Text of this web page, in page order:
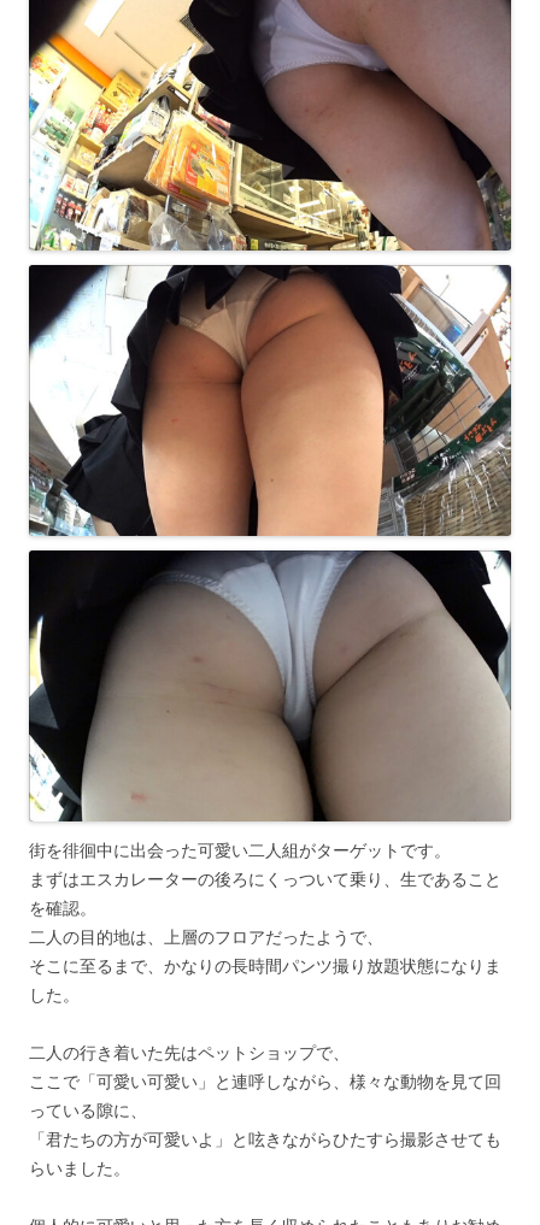
街を徘徊中に出会った可愛い二人組がターゲットです。
まずはエスカレーターの後ろにくっついて乗り、生であること
を確認。
二人の目的地は、上層のフロアだったようで、
そこに至るまで、かなりの長時間パンツ撮り放題状態になりま
した。
二人の行き着いた先はペットショップで、
ここで「可愛い可愛い」と連呼しながら、様々な動物を見て回
っている隙に、
「君たちの方が可愛いよ」と呟きながらひたすら撮影させても
らいました。